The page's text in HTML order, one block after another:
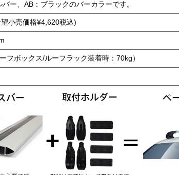
ー、AB：ブラックのバーカラーです。
小売価格¥4,620税込)
フボックス/ルーフラック装着時：70kg）